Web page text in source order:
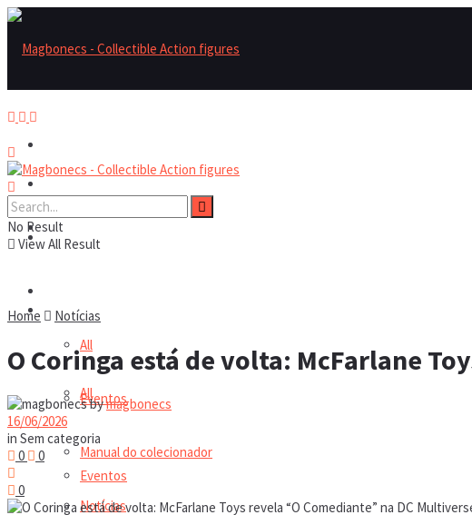
Reviews
Notícias
All
Eventos
Reviews
All
Eventos
Manual do colecionador
Notícias
No Result
View All Result
Home Notícias
O Coringa está de volta: McFarlane
bymagbonecs
16/06/2026
in Sem categoria
0
0
0